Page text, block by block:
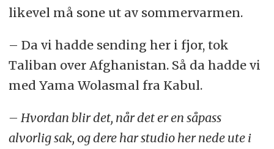
likevel må sone ut av sommervarmen.
– Da vi hadde sending her i fjor, tok
Taliban over Afghanistan. Så da hadde vi
med Yama Wolasmal fra Kabul.
– Hvordan blir det, når det er en såpass
alvorlig sak, og dere har studio her nede ute i